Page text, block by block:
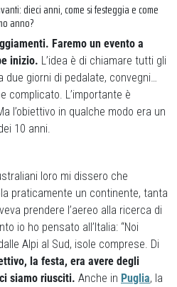
dieci anni, come si festeggia e come
anno?
Faremo un evento a
inizio. L’idea è di chiamare tutti gli
due giorni di pedalate, convegni…
complicato. L’importante è
l’obiettivo in qualche modo era un
10 anni.
loro mi dissero che
praticamente un continente, tanta
prendere l’aereo alla ricerca di
io ho pensato all’Italia: “Noi
Alpi al Sud, isole comprese. Di
la festa, era avere degli
siamo riusciti. Anche in Puglia, la